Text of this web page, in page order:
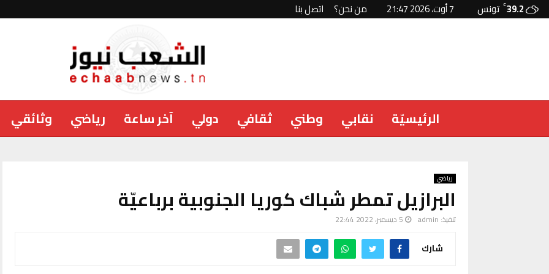
39.2
C تونس 7 أوت، 2026 21:47 من نحن؟ اتصل بنا
الرئيسيّة نقابي وطني ثقافي دولي آخر ساعة رياضي وثائقي
رياضي
البرازيل تمطر شباك كوريا الجنوبية برباعيّة
تنفيذ: admin 5 ديسمبر، 2022 22:44
شارك